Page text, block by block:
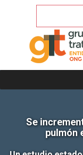
Se
pulmón